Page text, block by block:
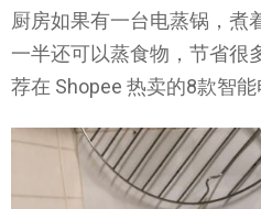
厨房如果有一台电蒸锅，煮
一半还可以蒸食物，节省很
荐在 Shopee 热卖的8款智